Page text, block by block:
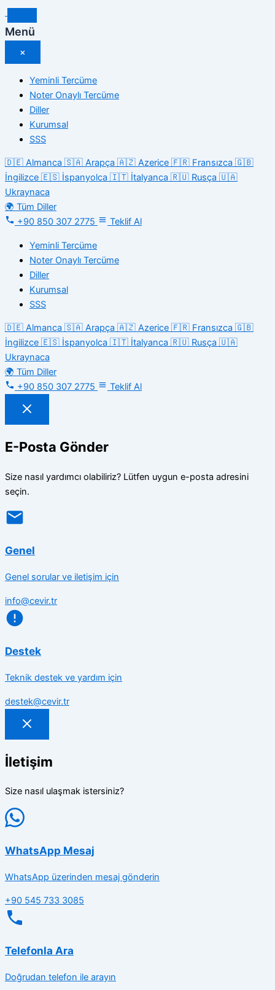
İçeriğe
atla
Menü
×
Yeminli Tercüme
Noter Onaylı Tercüme
Diller
Kurumsal
SSS
🇩🇪 Almanca 🇸🇦 Arapça 🇦🇿 Azerice 🇫🇷 Fransızca 🇬🇧
İngilizce 🇪🇸 İspanyolca 🇮🇹 İtalyanca 🇷🇺 Rusça 🇺🇦
Ukraynaca
🌍 Tüm Diller
+90 850 307 2775
Teklif Al
Yeminli Tercüme
Noter Onaylı Tercüme
Diller
Kurumsal
SSS
🇩🇪 Almanca 🇸🇦 Arapça 🇦🇿 Azerice 🇫🇷 Fransızca 🇬🇧
İngilizce 🇪🇸 İspanyolca 🇮🇹 İtalyanca 🇷🇺 Rusça 🇺🇦
Ukraynaca
🌍 Tüm Diller
+90 850 307 2775
Teklif Al
E-Posta Gönder
Size nasıl yardımcı olabiliriz? Lütfen uygun e-posta adresini
seçin.
Genel
Genel sorular ve iletişim için
info@cevir.tr
Destek
Teknik destek ve yardım için
destek@cevir.tr
İletişim
Size nasıl ulaşmak istersiniz?
WhatsApp Mesaj
WhatsApp üzerinden mesaj gönderin
+90 545 733 3085
Telefonla Ara
Doğrudan telefon ile arayın